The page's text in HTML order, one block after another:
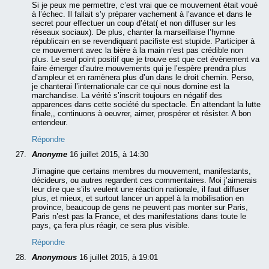
Si je peux me permettre, c’est vrai que ce mouvement était voué
à l’échec. Il fallait s’y préparer vachement à l’avance et dans le
secret pour effectuer un coup d’état( et non diffuser sur les
réseaux sociaux). De plus, chanter la marseillaise l’hymne
républicain en se revendiquant pacifiste est stupide. Participer à
ce mouvement avec la bière à la main n’est pas crédible non
plus. Le seul point positif que je trouve est que cet évènement va
faire émerger d’autre mouvements qui je l’espère prendra plus
d’ampleur et en ramènera plus d’un dans le droit chemin. Perso,
je chanterai l’internationale car ce qui nous domine est la
marchandise. La vérité s’inscrit toujours en négatif des
apparences dans cette société du spectacle. En attendant la lutte
finale,, continuons à oeuvrer, aimer, prospérer et résister. A bon
entendeur.
Répondre
Anonyme 16 juillet 2015, à 14:30
J’imagine que certains membres du mouvement, manifestants,
décideurs, ou autres regardent ces commentaires. Moi j’aimerais
leur dire que s’ils veulent une réaction nationale, il faut diffuser
plus, et mieux, et surtout lancer un appel à la mobilisation en
province, beaucoup de gens ne peuvent pas monter sur Paris,
Paris n’est pas la France, et des manifestations dans toute le
pays, ça fera plus réagir, ce sera plus visible.
Répondre
Anonymous 16 juillet 2015, à 19:01